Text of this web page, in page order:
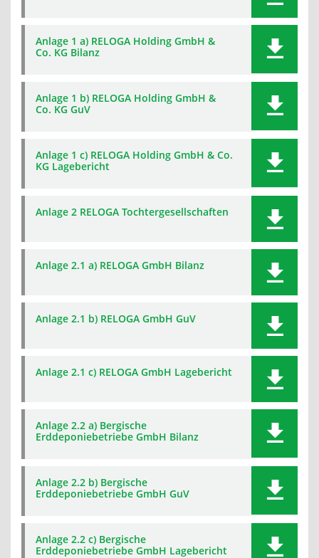
Anlage 1 a) RELOGA Holding GmbH &
Co. KG Bilanz
Anlage 1 b) RELOGA Holding GmbH &
Co. KG GuV
Anlage 1 c) RELOGA Holding GmbH & Co.
KG Lagebericht
Anlage 2 RELOGA Tochtergesellschaften
Anlage 2.1 a) RELOGA GmbH Bilanz
Anlage 2.1 b) RELOGA GmbH GuV
Anlage 2.1 c) RELOGA GmbH Lagebericht
Anlage 2.2 a) Bergische
Erddeponiebetriebe GmbH Bilanz
Anlage 2.2 b) Bergische
Erddeponiebetriebe GmbH GuV
Anlage 2.2 c) Bergische
Erddeponiebetriebe GmbH Lagebericht